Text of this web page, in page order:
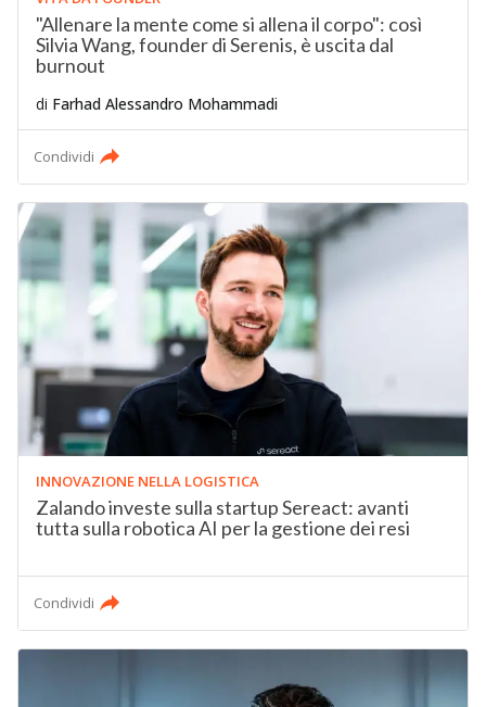
"Allenare la mente come si allena il corpo": così
Silvia Wang, founder di Serenis, è uscita dal
burnout
di Farhad Alessandro Mohammadi
Condividi
INNOVAZIONE NELLA LOGISTICA
Zalando investe sulla startup Sereact: avanti
tutta sulla robotica AI per la gestione dei resi
Condividi